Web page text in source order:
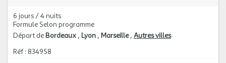
6 jours / 4 nuits
Formule Selon programme
Départ de Bordeaux Lyon Marseille Autres villes
Réf : 834958